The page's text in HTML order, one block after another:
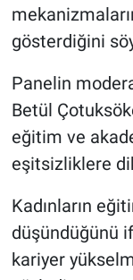
gösterdiğini
Panelin
Betül
eğitim ve
eşitsizliklere
Kadınların
düşündüğünü
kariyer